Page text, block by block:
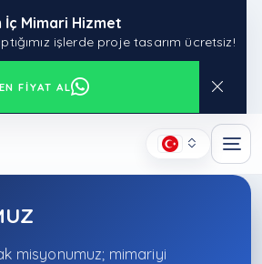
İç Mimari Hizmet
işlerde proje tasarım ücretsiz!
FIYAT AL
misyonumuz; mimariyi